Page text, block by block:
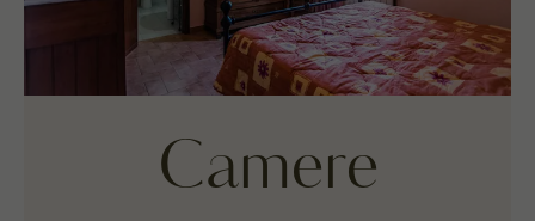
Camere